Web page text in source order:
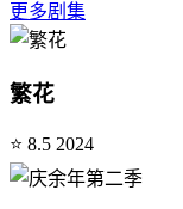
更多剧集
繁花
⭐ 8.5 2024